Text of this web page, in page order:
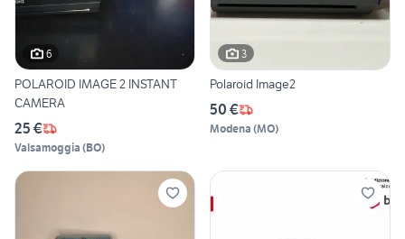
6
POLAROID IMAGE 2 INSTANT
CAMERA
25 €
Valsamoggia (BO)
3
Polaroid Image2
50 €
Modena (MO)